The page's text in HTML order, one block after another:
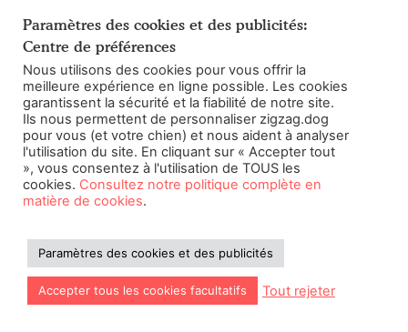
articles que Vous aviez précédemment placés
dans votre panier. Sur la base de ce type
d'informations (et avec votre consentement
lorsque cela est nécessaire), Nous Vous
présentons également des contenus ou des
promotions spécifiques de Zigzag et/ou Nestlé
adaptés à vos centres d'intérêt. L'utilisation de
vos données personnelles est volontaire, ce qui
traitement de vos données personnelles à cette
fin. Pour plus d'informations sur la manière de
Vous désinscrire, veuillez Vous reporter à la
section 10 ci-dessous.
Paramètres des cookies et des publicités:
Centre de préférences
Nous utilisons des cookies pour vous offrir la
meilleure expérience en ligne possible. Les cookies
garantissent la sécurité et la fiabilité de notre site.
Ils nous permettent de personnaliser zigzag.dog
pour vous (et votre chien) et nous aident à analyser
l'utilisation du site. En cliquant sur « Accepter tout
», vous consentez à l'utilisation de TOUS les
cookies. Consultez notre politique complète en
matière de cookies.
Paramètres des cookies et des publicités
Accepter tous les cookies facultatifs Tout rejeter